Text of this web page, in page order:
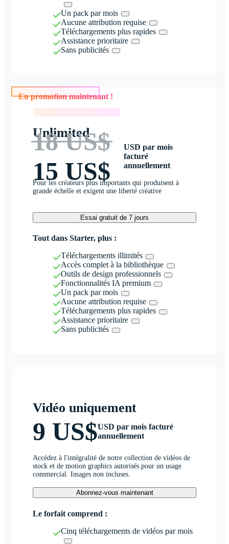
Un pack par mois
Aucune attribution requise
Téléchargements plus rapides
Assistance prioritaire
Sans publicités
En promotion maintenant !
Unlimited
18 US$
15 US$
USD par mois
facturé
annuellement
Pour les créateurs plus importants qui produisent à
grande échelle et exigent une liberté créative
Essai gratuit de 7 jours
Tout dans Starter, plus :
Téléchargements illimités
Accès complet à la bibliothèque
Outils de design professionnels
Fonctionnalités IA premium
Un pack par mois
Aucune attribution requise
Téléchargements plus rapides
Assistance prioritaire
Sans publicités
Vidéo uniquement
9 US$USD par mois facturé
annuellement
Accédez à l'intégralité de notre collection de vidéos de
stock et de motion graphics autorisés pour un usage
commercial. Images non incluses.
Abonnez-vous maintenant
Le forfait comprend :
Cinq téléchargements de vidéos par mois